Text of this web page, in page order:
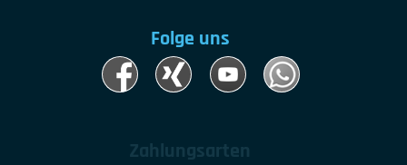
Folge uns
Zahlungsarten